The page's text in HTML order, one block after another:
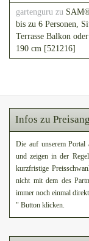
gartenguru zu
bis zu 6 Personen,
Terrasse Balkon
190 cm [521216]
Infos zu
Die auf unserem Portal
und zeigen in der
kurzfristige
nicht mit dem des
immer noch einmal
" Button klicken.